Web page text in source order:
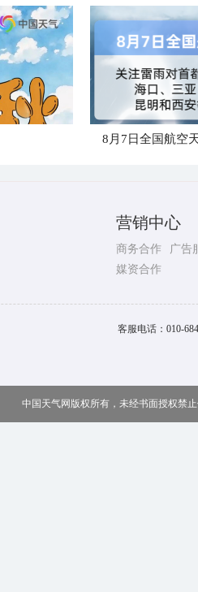
8月7日全国航空
营销中心
商务合作
广告
媒资合作
客服电话： 010-
中国天气网版权所有，未经书面授权